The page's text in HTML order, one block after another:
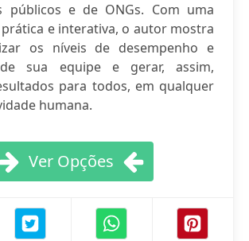
públicos e de ONGs. Com uma
e interativa, o autor mostra
os níveis de desempenho e
de sua equipe e gerar, assim,
para todos, em qualquer
humana.
Ver Opções